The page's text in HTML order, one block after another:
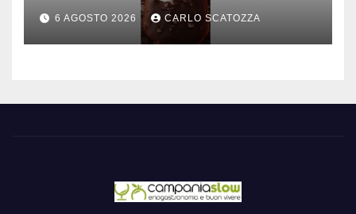
è nato a Caivano
6 AGOSTO 2026 CARLO SCATOZZA